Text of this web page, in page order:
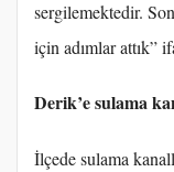
sergilemektedir.
için adımlar attık”
Derik’e sulama
İlçede sulama